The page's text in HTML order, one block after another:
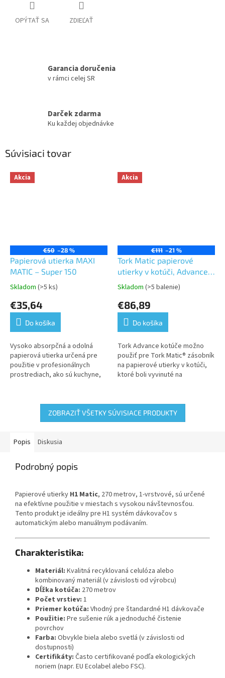
OPÝTAŤ SA ZDIEĽAŤ
Garancia doručenia
v rámci celej SR
Darček zdarma
Ku každej objednávke
Súvisiaci tovar
Akcia
€50 –28 %
Papierová utierka MAXI
MATIC – Super 150
Priemerné
produktu
5,0
5
hviezdičiek.
Skladom (>5 ks)
€35,64
Do košíka
Vysoko absorpčná a odolná
papierová utierka určená pre
použitie v profesionálnych
prostrediach, ako sú kuchyne,
toalety. Tento...
Akcia
€111 –21 %
Tork Matic papierové
utierky v kotúči, Advanced,
jemné, biele, 2vr,dĺžka
150m H1
Priemerné
produktu
5,0
5
hviezdičiek.
Skladom (>5 balenie)
€86,89
Do košíka
Tork Advance kotúče možno
použiť pre Tork Matic® zásobník
na papierové utierky v kotúči,
ktoré boli vyvinuté na
ZOBRAZIŤ VŠETKY SÚVISIACE PRODUKTY
Popis Diskusia
Podrobný popis
Papierové utierky H1 Matic, 270 metrov, 1-vrstvové, sú určené
na efektívne použitie v miestach s vysokou návštevnosťou.
Tento produkt je ideálny pre H1 systém dávkovačov s
automatickým alebo manuálnym podávaním.
Charakteristika:
Materiál: Kvalitná recyklovaná celulóza alebo
kombinovaný materiál (v závislosti od výrobcu)
Dĺžka kotúča: 270 metrov
Počet vrstiev: 1
Priemer kotúča: Vhodný pre štandardné H1 dávkovače
Použitie: Pre sušenie rúk a jednoduché čistenie
povrchov
Farba: Obvykle biela alebo svetlá (v závislosti od
dostupnosti)
Certifikáty: Často certifikované podľa ekologických
noriem (napr. EU Ecolabel alebo FSC).